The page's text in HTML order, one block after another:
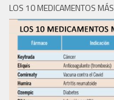
LOS 10 MEDICAMENTOS